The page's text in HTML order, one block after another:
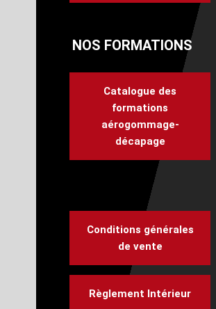
NOS FORMATIONS
Catalogue des
formations
aérogommage-
décapage
Conditions générales
de vente
Règlement Intérieur